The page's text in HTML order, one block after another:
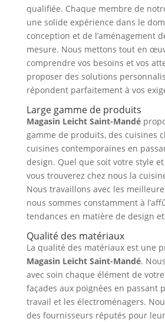
qualifiée. Chaque membre de
une solide expérience dans le
conception et de l’aménagement
mesure. Nous mettons tout en
comprendre vos besoins et vos
proposer des solutions
répondent parfaitement à vos
Large gamme de produits
Magasin Leicht Saint-Mandé
gamme de produits, des cuisines
cuisines contemporaines en
design. Quel que soit votre style
vous trouverez chez nous la
Nous travaillons avec les
nous sommes constamment à
tendances en matière de design et
Qualité des matériaux
La qualité des matériaux est une
Magasin Leicht Saint-Mandé.
avec soin chaque élément de
façades aux poignées en passant
travail et les électroménagers.
des fournisseurs réputés pour